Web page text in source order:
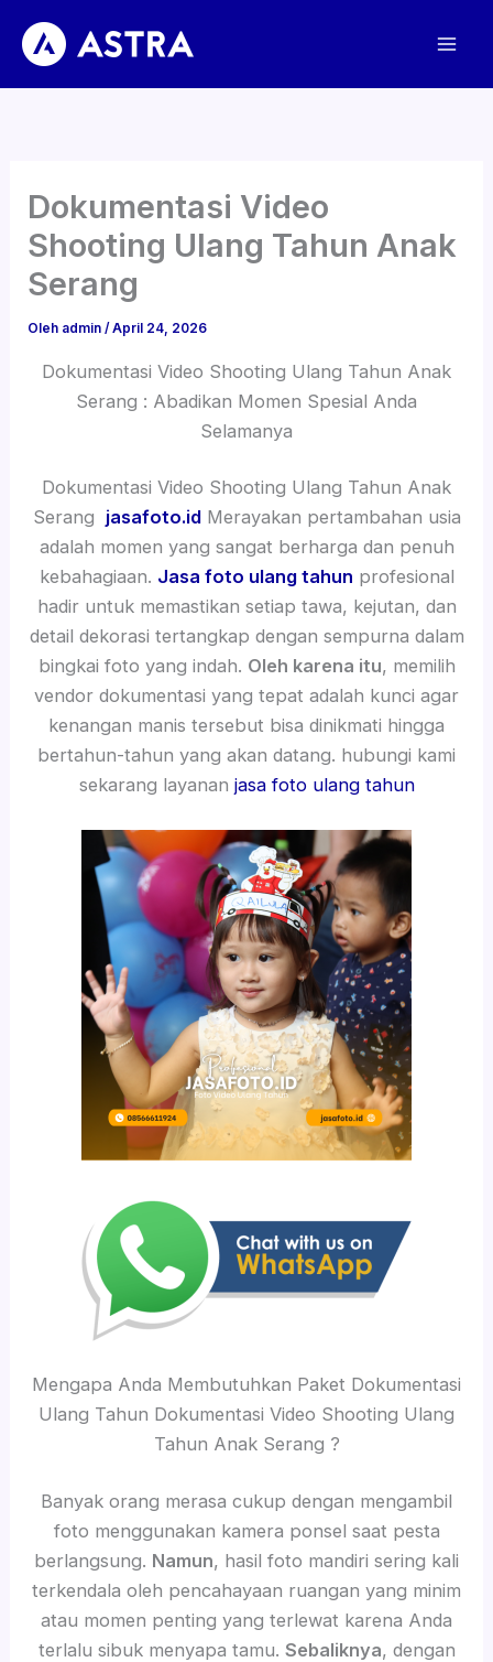
konten
Dokumentasi Video
Shooting Ulang Tahun Anak
Serang
Oleh admin/April 24, 2026
Dokumentasi Video Shooting Ulang Tahun Anak
Serang : Abadikan Momen Spesial Anda
Selamanya
Dokumentasi Video Shooting Ulang Tahun Anak
Serang jasafoto.idMerayakan pertambahan usia
adalah momen yang sangat berharga dan penuh
kebahagiaan. Jasa foto ulang tahun profesional
hadir untuk memastikan setiap tawa, kejutan, dan
detail dekorasi tertangkap dengan sempurna dalam
bingkai foto yang indah. Oleh karena itu, memilih
vendor dokumentasi yang tepat adalah kunci agar
kenangan manis tersebut bisa dinikmati hingga
bertahun-tahun yang akan datang. hubungi kami
sekarang layanan jasa foto ulang tahun
Mengapa Anda Membutuhkan Paket Dokumentasi
Ulang Tahun Dokumentasi Video Shooting Ulang
Tahun Anak Serang ?
Banyak orang merasa cukup dengan mengambil
foto menggunakan kamera ponsel saat pesta
berlangsung. Namun, hasil foto mandiri sering kali
terkendala oleh pencahayaan ruangan yang minim
atau momen penting yang terlewat karena Anda
terlalu sibuk menyapa tamu. Sebaliknya, dengan